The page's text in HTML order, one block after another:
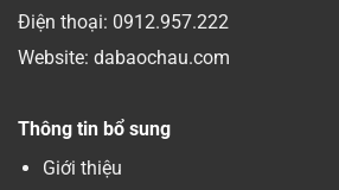
Điện thoại: 0912.957.222
Website: dabaochau.com
Thông tin bổ sung
Giới thiệu